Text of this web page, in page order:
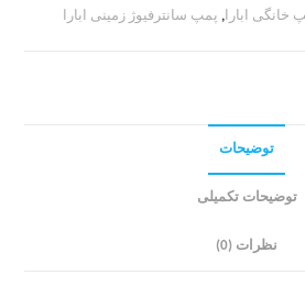
خانگی ابارا, پمپ سانترفیوژ زمینی ابارا
توضیحات
توضیحات تکمیلی
نظرات (0)